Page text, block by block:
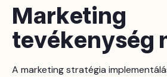
Marketing
tevékenység
A marketing stratégia